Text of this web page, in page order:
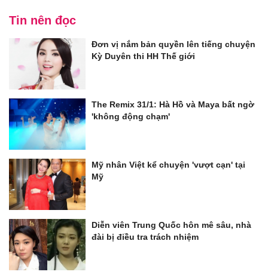
Tin nên đọc
Đơn vị nắm bản quyền lên tiếng chuyện
Kỳ Duyên thi HH Thế giới
The Remix 31/1: Hà Hồ và Maya bất ngờ
'không động chạm'
Mỹ nhân Việt kể chuyện 'vượt cạn' tại
Mỹ
Diễn viên Trung Quốc hôn mê sâu, nhà
đài bị điều tra trách nhiệm